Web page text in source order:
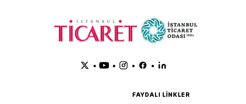
• • • •
FAYDALI LINKLER